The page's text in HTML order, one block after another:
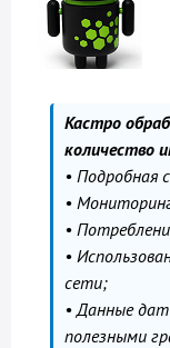
Кастро
количество
• Подробная
•
•
•
сети;
• Данные
полезными